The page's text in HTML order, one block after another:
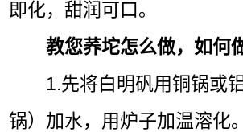
即化，甜润可口。
教您荞坨怎么做，如何
1.先将白明矾用铜锅或
锅）加水，用炉子加温溶化。